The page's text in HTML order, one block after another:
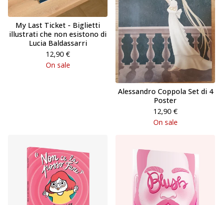
My Last Ticket - Biglietti
illustrati che non esistono di
Lucia Baldassarri
12,90 €
On sale
Alessandro Coppola Set di 4
Poster
12,90 €
On sale